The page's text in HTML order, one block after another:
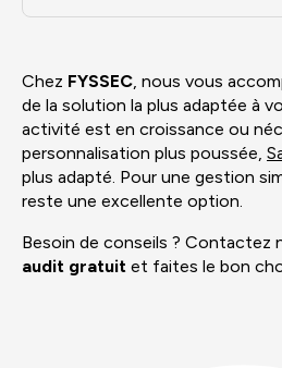
Chez FYSSEC, nous vous
de la solution la plus adaptée à
activité est en croissance ou
personnalisation plus poussée,
plus adapté. Pour une gestion
reste une excellente option.
Besoin de conseils ? Contactez
audit gratuit et faites le bon